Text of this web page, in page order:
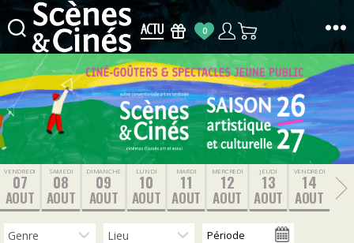
Scènes
&
Cinés
0
VENDREDI
07
AOUT
SAMEDI
08
AOUT
DIMANCHE
09
AOUT
LUNDI
10
AOUT
MARDI
11
AOUT
MERCREDI
12
AOUT
JEUDI
13
AOUT
VENDREDI
14
AOUT